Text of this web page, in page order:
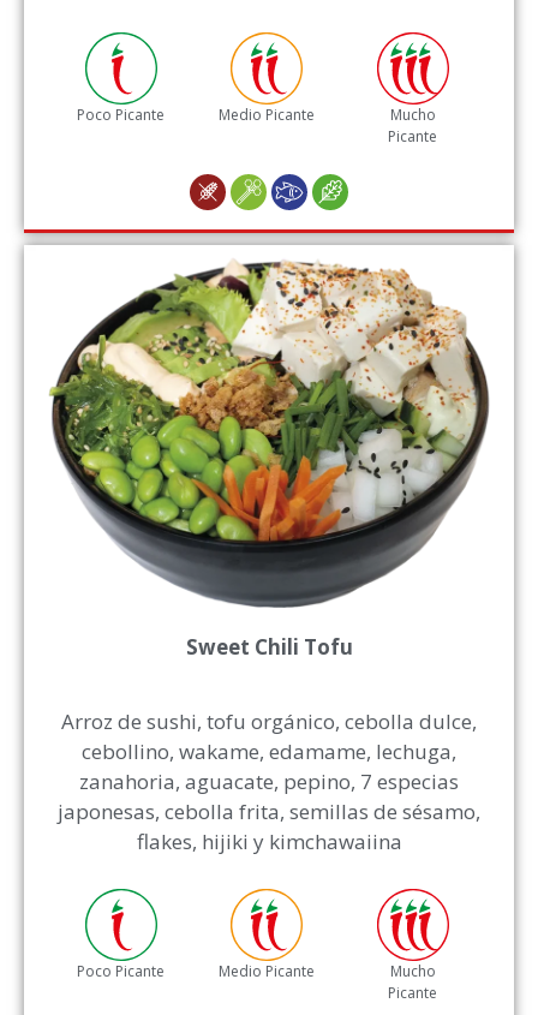
Poco Picante Medio Picante
Mucho
Picante
Sweet Chili Tofu
Arroz de sushi, tofu orgánico, cebolla dulce,
cebollino, wakame, edamame, lechuga,
zanahoria, aguacate, pepino, 7 especias
japonesas, cebolla frita, semillas de sésamo,
flakes, hijiki y kimchawaiina
Poco Picante Medio Picante
Mucho
Picante